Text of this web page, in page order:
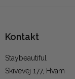
Kontakt
Staybeautiful
Skivevej 177, Hvam